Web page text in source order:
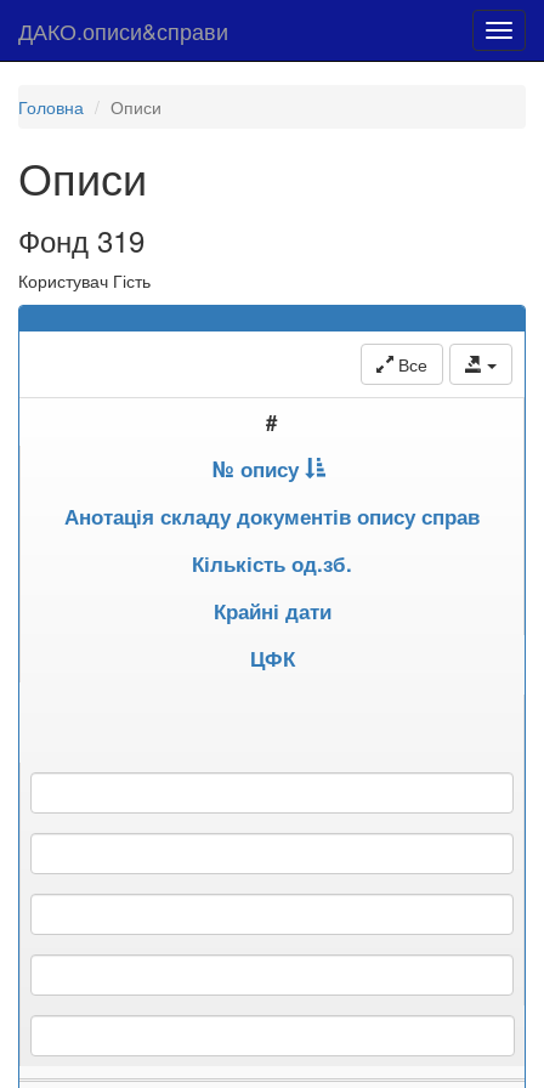
ДАКО.описи&справи
Головна Описи
Описи
Фонд 319
Користувач Гість
Все
#
№ опису
Анотація складу документів опису справ
Кількість од.зб.
Крайні дати
ЦФК